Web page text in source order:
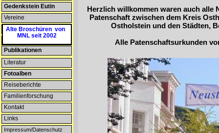
Vereine
Patenschaften
Heimatmuseum
Publikationen
Literatur
Fotoalben
Familienforschung
Kontakt
Links
Impressum/Datenschutz
Reiseberichte
Alte Broschüren von
MNL seit 2002
Gedenkstein Eutin
Herzlich willkommen waren auch alle
Patenschaft zwischen dem Kreis
Ostholstein und den Städten,
Alle Patenschaftsurkunden